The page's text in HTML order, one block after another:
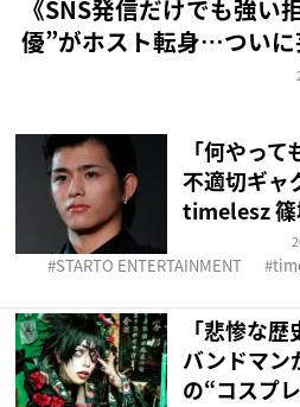
《SNS発信だけでも強
優”がホスト転身…つい
「何やって
不適切ギャ
timelesz
STARTO ENTERTAINMENT
「悲惨な
バンドマン
の“コスプ